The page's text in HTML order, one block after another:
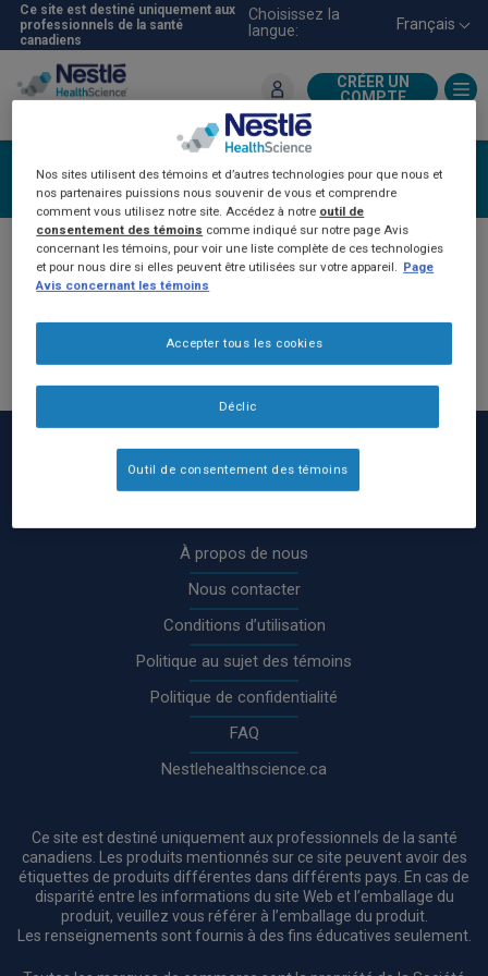
Aller
au
contenu
principal
Ce site est destiné uniquement aux
professionnels de la santé
canadiens
Choisissez la
langue:
Français
CRÉER UN
COMPTE
Créer un compte
Si vous avez déjà communiqué avec un
représentant de NHSc, vous avez été
Pro. Veuillez cliquer sur« Ouvrir une session »
puis sur « Vous avez oublié votre mot de passe?
» pour réinitialiser votre mot de passe.
Rodapé
À propos de nous
Nous contacter
Conditions d’utilisation
Politique au sujet des témoins
Politique de confidentialité
FAQ
Nestlehealthscience.ca
Ce site est destiné uniquement aux professionnels de la santé
canadiens. Les produits mentionnés sur ce site peuvent avoir des
étiquettes de produits différentes dans différents pays. En cas de
disparité entre les informations du site Web et l’emballage du
produit, veuillez vous référer à l’emballage du produit.
Les renseignements sont fournis à des fins éducatives seulement.
Nos sites utilisent des témoins et d’autres technologies pour que nous et
nos partenaires puissions nous souvenir de vous et comprendre
comment vous utilisez notre site. Accédez à notre outil de
consentement des témoins comme indiqué sur notre page Avis
concernant les témoins, pour voir une liste complète de ces technologies
et pour nous dire si elles peuvent être utilisées sur votre appareil. Page
Avis concernant les témoins
Déclic
Accepter tous les cookies
Outil de consentement des témoins